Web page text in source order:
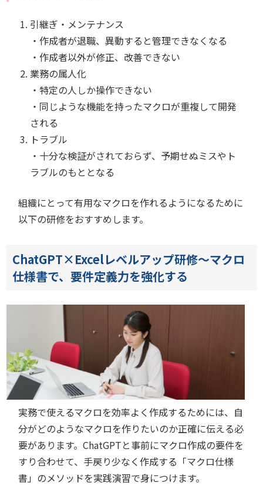
引継ぎ・メンテナンス
・作成者が退職、異動すると管理できなくなる
・作成者以外が修正、改善できない
業務の属人化
・特定の人しか操作できない
・同じような機能を持ったマクロが重複して開発
される
トラブル
・十分な検証がされておらず、予期せぬミスやト
ラブルのもととなる
組織にとって有用なマクロを作れるようになるために
以下の研修をおすすめします。
ChatGPT×Excelレベルアップ研修～マクロ
仕様書で、要件定義力を強化する
実務で使えるマクロを効率よく作成するためには、自
分がどのようなマクロを作りたいのか正確に伝える必
要があります。ChatGPTと事前にマクロ作成の要件を
すり合わせて、手戻り少なく作成する「マクロ仕様
書」のメソッドを実践演習で身につけます。